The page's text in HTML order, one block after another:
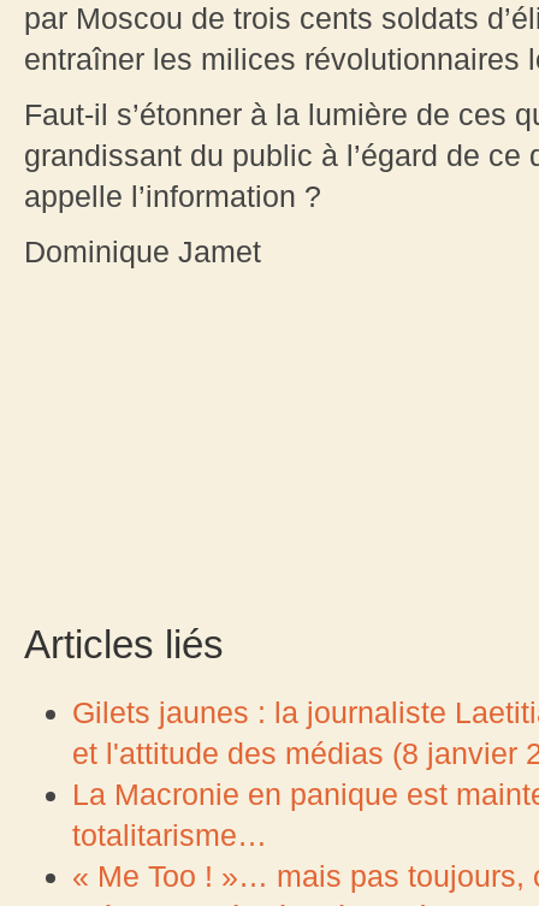
par Moscou de trois cents soldats
entraîner les milices révolutionnaires
Faut-il s’étonner à la lumière de ces
grandissant du public à l’égard de
appelle l’information ?
Dominique Jamet
Articles liés
Gilets jaunes : la journaliste
et l'attitude des médias (8 janvier
La Macronie en panique est
totalitarisme…
« Me Too ! »… mais pas toujours,